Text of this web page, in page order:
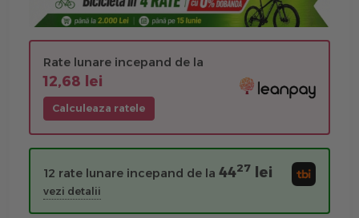
Rate lunare incepand de la
12,68 lei
Calculeaza ratele
12 rate lunare incepand de la 4427 lei
vezi detalii